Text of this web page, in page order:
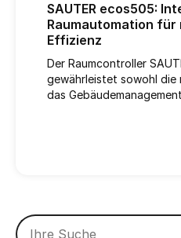
SAUTER ecos505:
Raumautomation für
Effizienz
Der Raumcontroller
gewährleistet sowohl die
das